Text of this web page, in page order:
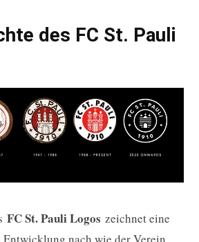
des FC St. Pauli
FC St. Pauli Logos zeichnet eine